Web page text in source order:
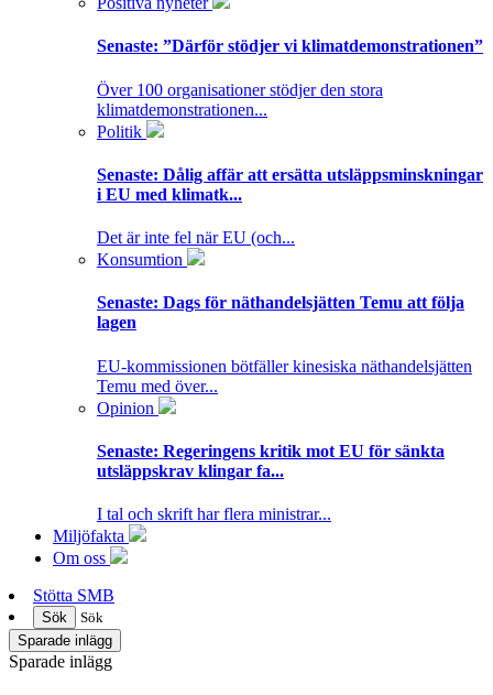
Senaste: ”Därför stödjer vi klimatdemonstrationen”
Över 100 organisationer stödjer den stora
klimatdemonstrationen...
Politik
Senaste: Dålig affär att ersätta utsläppsminskningar
i EU med klimatk...
Det är inte fel när EU (och...
Konsumtion
Senaste: Dags för näthandelsjätten Temu att följa
lagen
EU-kommissionen bötfäller kinesiska näthandelsjätten
Temu med över...
Opinion
Senaste: Regeringens kritik mot EU för sänkta
utsläppskrav klingar fa...
I tal och skrift har flera ministrar...
Miljöfakta
Om oss
Stötta SMB
Sök
Sök
Sparade inlägg
Sparade inlägg